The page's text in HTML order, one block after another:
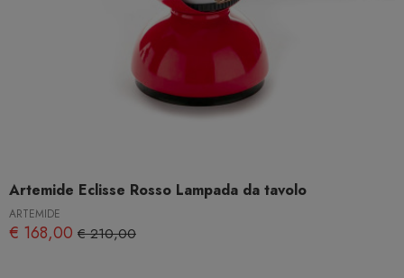
Artemide Eclisse Rosso Lampada da tavolo
ARTEMIDE
€ 168,00 € 210,00